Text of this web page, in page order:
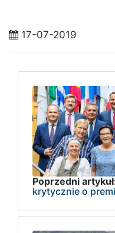
17-07-2019
Poprzedni
krytycznie o